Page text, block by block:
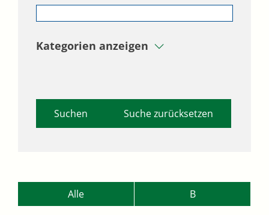
Kategorien anzeigen
Suche zurücksetzen
Alle B